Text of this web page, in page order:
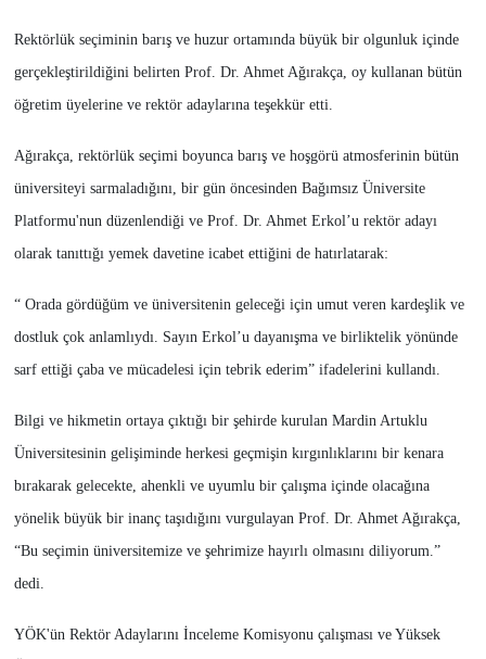
Rektörlük seçiminin barış ve huzur ortamında büyük bir olgunluk içinde
gerçekleştirildiğini belirten Prof. Dr. Ahmet Ağırakça, oy kullanan bütün
öğretim üyelerine ve rektör adaylarına teşekkür etti.
Ağırakça, rektörlük seçimi boyunca barış ve hoşgörü atmosferinin bütün
üniversiteyi sarmaladığını, bir gün öncesinden Bağımsız Üniversite
Platformu'nun düzenlendiği ve Prof. Dr. Ahmet Erkol’u rektör adayı
olarak tanıttığı yemek davetine icabet ettiğini de hatırlatarak:
“ Orada gördüğüm ve üniversitenin geleceği için umut veren kardeşlik ve
dostluk çok anlamlıydı. Sayın Erkol’u dayanışma ve birliktelik yönünde
sarf ettiği çaba ve mücadelesi için tebrik ederim” ifadelerini kullandı.
Bilgi ve hikmetin ortaya çıktığı bir şehirde kurulan Mardin Artuklu
Üniversitesinin gelişiminde herkesi geçmişin kırgınlıklarını bir kenara
bırakarak gelecekte, ahenkli ve uyumlu bir çalışma içinde olacağına
yönelik büyük bir inanç taşıdığını vurgulayan Prof. Dr. Ahmet Ağırakça,
“Bu seçimin üniversitemize ve şehrimize hayırlı olmasını diliyorum.”
dedi.
YÖK'ün Rektör Adaylarını İnceleme Komisyonu çalışması ve Yüksek